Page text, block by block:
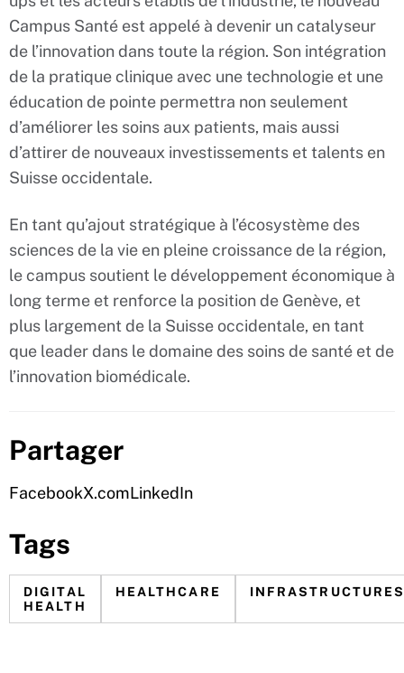
Campus Santé est appelé à devenir un catalyseur
de l’innovation dans toute la région. Son intégration
de la pratique clinique avec une technologie et une
éducation de pointe permettra non seulement
d’améliorer les soins aux patients, mais aussi
d’attirer de nouveaux investissements et talents en
Suisse occidentale.
En tant qu’ajout stratégique à l’écosystème des
sciences de la vie en pleine croissance de la région,
le campus soutient le développement économique à
long terme et renforce la position de Genève, et
plus largement de la Suisse occidentale, en tant
que leader dans le domaine des soins de santé et de
l’innovation biomédicale.
Partager
FacebookX.comLinkedIn
Tags
DIGITAL
HEALTH
HEALTHCARE